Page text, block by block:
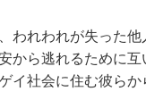
われわれが失った他
から逃れるために
イ社会に住む彼ら